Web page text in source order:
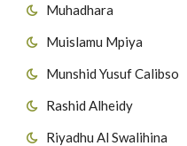
Muhadhara
Muislamu Mpiya
Munshid Yusuf Calibso
Rashid Alheidy
Riyadhu Al Swalihina